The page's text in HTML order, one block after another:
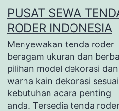
PUSAT SEWA
RODER INDONESIA
Menyewakan tenda roder
beragam ukuran dan
pilihan model dekorasi dan
warna kain dekorasi sesuai
kebutuhan acara penting
anda. Tersedia tenda roder